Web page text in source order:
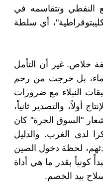
النفطي وتتقاسمه في
أي سلطة
خلاص. غير أن التأمل
بل خرجت من رحم
النبلاء مع ضرورات
أولاً، والتصدير ثانياً،
"السوق الحرة" كان
لدى الغرب. والدليل
لحظة دخول الصين
كونياً بقدر ما هي أداة
بيد الخصم.